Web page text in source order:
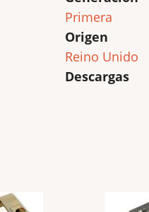
Primera
Origen
Reino Unido
Descargas